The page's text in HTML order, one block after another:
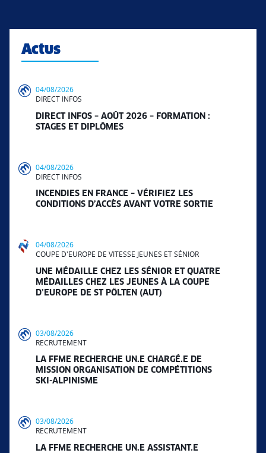
Actus
04/08/2026
DIRECT INFOS
DIRECT INFOS – AOÛT 2026 – FORMATION :
STAGES ET DIPLÔMES
04/08/2026
DIRECT INFOS
INCENDIES EN FRANCE – VÉRIFIEZ LES
CONDITIONS D’ACCÈS AVANT VOTRE SORTIE
04/08/2026
COUPE D'EUROPE DE VITESSE JEUNES ET SÉNIOR
UNE MÉDAILLE CHEZ LES SÉNIOR ET QUATRE
MÉDAILLES CHEZ LES JEUNES À LA COUPE
D’EUROPE DE ST PÖLTEN (AUT)
03/08/2026
RECRUTEMENT
LA FFME RECHERCHE UN.E CHARGÉ.E DE
MISSION ORGANISATION DE COMPÉTITIONS
SKI-ALPINISME
03/08/2026
RECRUTEMENT
LA FFME RECHERCHE UN.E ASSISTANT.E